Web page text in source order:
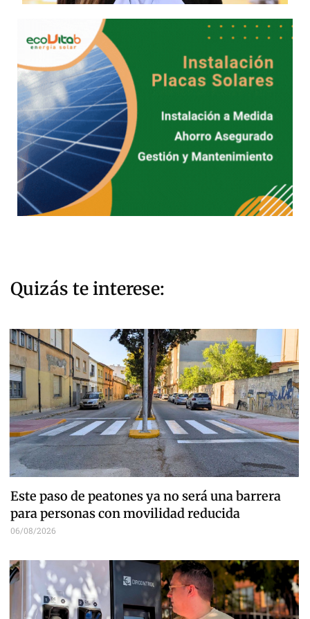
Quizás te interese:
Este paso de peatones ya no será una barrera
para personas con movilidad reducida
06/08/2026